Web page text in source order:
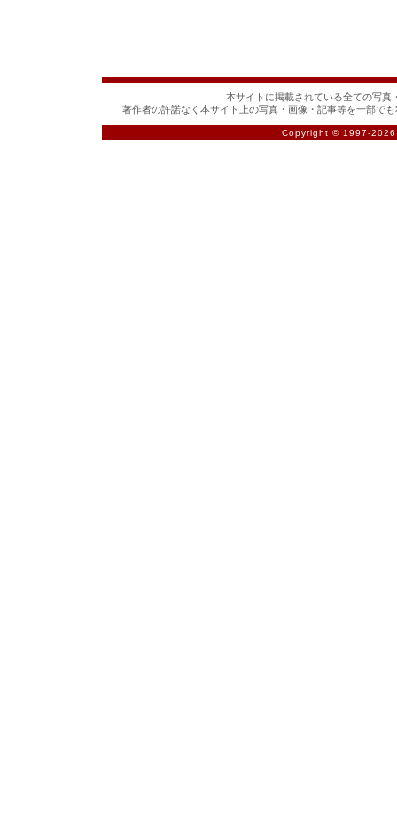
本サイトに掲載されている全ての写真
著作者の許諾なく本サイト上の写真・画像・記事等を一部で
Copyright © 1997-